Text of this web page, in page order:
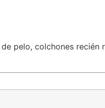
pelo, colchones recién